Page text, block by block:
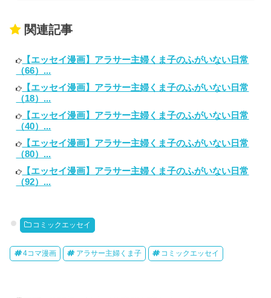
関連記事
【エッセイ漫画】アラサー主婦くま子のふがいない日常
（66）...
【エッセイ漫画】アラサー主婦くま子のふがいない日常
（18）...
【エッセイ漫画】アラサー主婦くま子のふがいない日常
（40）...
【エッセイ漫画】アラサー主婦くま子のふがいない日常
（80）...
【エッセイ漫画】アラサー主婦くま子のふがいない日常
（92）...
コミックエッセイ
4コマ漫画 アラサー主婦くま子 コミックエッセイ